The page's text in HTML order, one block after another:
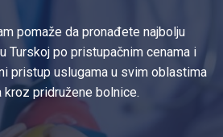
pomaže da pronađete najbolju
Turskoj po pristupačnim cenama i
pristup uslugama u svim oblastima
kroz pridružene bolnice.